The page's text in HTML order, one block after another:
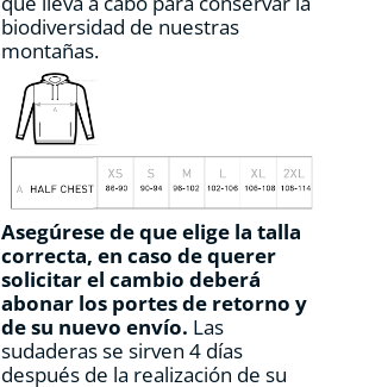
biodiversidad de nuestras
montañas.
Asegúrese de que elige la talla
correcta, en caso de querer
solicitar el cambio deberá
abonar los portes de retorno y
de su nuevo envío. Las
sudaderas se sirven 4 días
después de la realización de su